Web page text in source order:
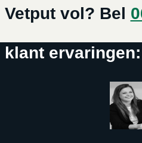
Vetput vol? Bel
klant ervaringen: